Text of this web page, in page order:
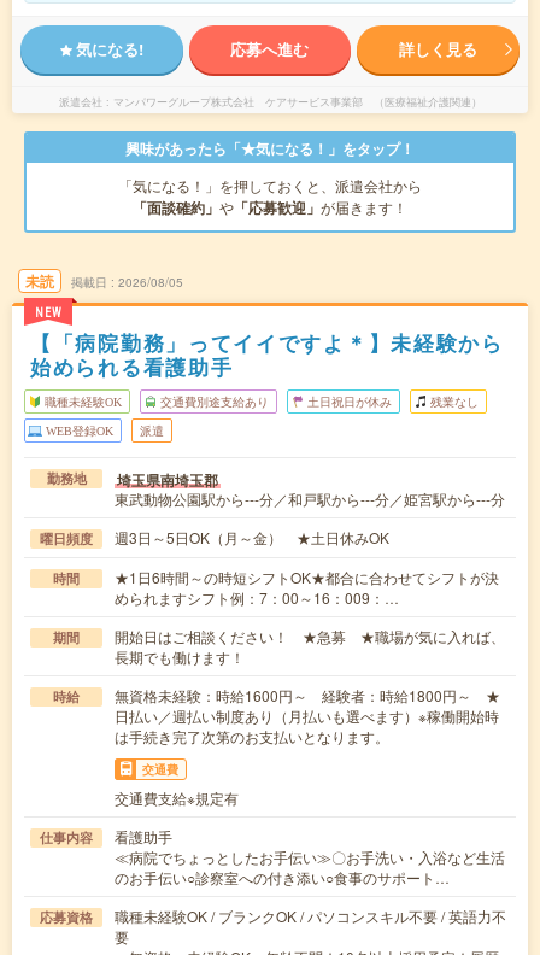
気になる! 応募へ進む 詳しく見る
派遣会社 マンパワーグループ株式会社 ケアサービス事業部 （医療福祉介護関連）
興味があったら「★気になる！」をタップ！
「気になる！」を押しておくと、派遣会社から
「面談確約」 や 「応募歓迎」 が届きます！
未読
NEW
掲載日 2026/08/05
【「病院勤務」ってイイですよ＊】未経験から
始められる看護助手
職種未経験OK 交通費別途支給あり 土日祝日が休み 残業なし
WEB登録OK 派遣
勤務地 埼玉県南埼玉郡
東武動物公園駅から---分／和戸駅から---分／姫宮駅から---分
曜日頻度 週3日～5日OK（月～金） ★土日休みOK
時間
★1日6時間～の時短シフトOK★都合に合わせてシフトが決
められますシフト例：7：00～16：009：…
期間
開始日はご相談ください！ ★急募 ★職場が気に入れば、
長期でも働けます！
時給
無資格未経験：時給1600円～ 経験者：時給1800円～ ★
日払い／週払い制度あり（月払いも選べます）※稼働開始時
は手続き完了次第のお支払いとなります。
交通費
交通費支給※規定有
仕事内容
看護助手
≪病院でちょっとしたお手伝い≫〇お手洗い・入浴など生活
のお手伝い○診察室への付き添い○食事のサポート…
応募資格
職種未経験OK / ブランクOK / パソコンスキル不要 / 英語力不
要